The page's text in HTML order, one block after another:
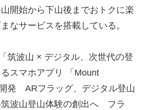
開始から下山後までおトクに楽
なサービスを搭載している。
筑波山 × デジタル、次世代の登
スマホアプリ 「Mount
発 ARフラッグ、デジタル登山
筑波山登山体験の創出へ フラ